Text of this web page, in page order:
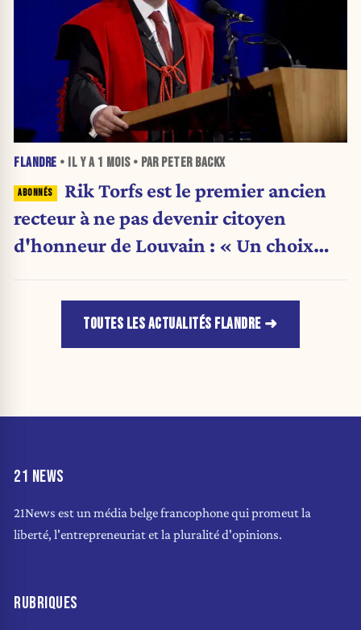
FLANDRE • IL Y A 1 MOIS• PAR PETER BACKX
Rik Torfs est le premier ancien
recteur à ne pas devenir citoyen
d'honneur de Louvain : « Un choix
TOUTES LES ACTUALITÉS FLANDRE
21 NEWS
21News est un média belge francophone qui promeut la
liberté, l'entrepreneuriat et la pluralité d'opinions.
RUBRIQUES